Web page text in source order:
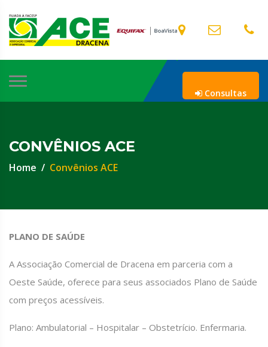
Consultas
CONVÊNIOS ACE
Home Convênios ACE
PLANO DE SAÚDE
A Associação Comercial de Dracena em parceria com a
Oeste Saúde, oferece para seus associados Plano de Saúde
com preços acessíveis.
Plano: Ambulatorial – Hospitalar – Obstetrício. Enfermaria.